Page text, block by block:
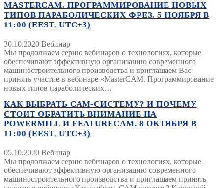
MASTERCAM. ПРОГРАММИРОВАНИЕ НОВЫХ
ТИПОВ ПАРАБОЛИЧЕСКИХ ФРЕЗ. 5 НОЯБРЯ В
11:00 (EEST, UTC+3)
30.10.2020 Вебинар
Мы продолжаем серию вебинаров о технологиях, которые
обеспечивают эффективную организацию современного
машиностроительного производства и приглашаем Вас
принять участие в вебинаре «MasterCAM. Программирование
новых типов параболических…
КАК ВЫБРАТЬ САМ-СИСТЕМУ? И ПОЧЕМУ
СТОИТ ОБРАТИТЬ ВНИМАНИЕ НА
POWERMILL И FEATURECAM. 8 ОКТЯБРЯ В
11:00 (EEST, UTC+3)
05.10.2020 Вебинар
Мы продолжаем серию вебинаров о технологиях, которые
обеспечивают эффективную организацию современного
машиностроительного производства и приглашаем принять